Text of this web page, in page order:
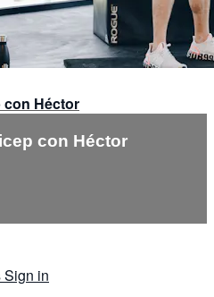
con Héctor
con Héctor
Sign in